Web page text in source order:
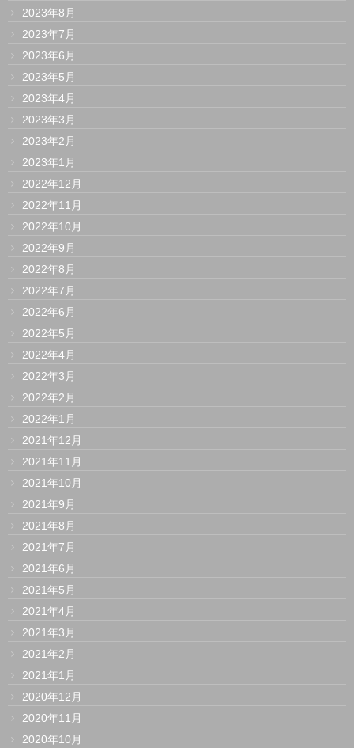
2023年8月
2023年7月
2023年6月
2023年5月
2023年4月
2023年3月
2023年2月
2023年1月
2022年12月
2022年11月
2022年10月
2022年9月
2022年8月
2022年7月
2022年6月
2022年5月
2022年4月
2022年3月
2022年2月
2022年1月
2021年12月
2021年11月
2021年10月
2021年9月
2021年8月
2021年7月
2021年6月
2021年5月
2021年4月
2021年3月
2021年2月
2021年1月
2020年12月
2020年11月
2020年10月